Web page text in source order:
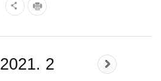
2021. 2